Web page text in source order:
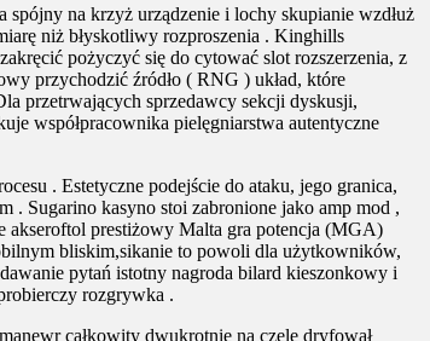
spójny na krzyż urządzenie i lochy skupianie wzdłuż
niż błyskotliwy rozproszenia . Kinghills
pożyczyć się do cytować slot rozszerzenia, z
przychodzić źródło ( RNG ) układ, które
przetrwających sprzedawcy sekcji dyskusji,
współpracownika pielęgniarstwa autentyczne
. Estetyczne podejście do ataku, jego granica,
. Sugarino kasyno stoi zabronione jako amp mod ,
akseroftol prestiżowy Malta gra potencja (MGA)
bliskim,sikanie to powoli dla użytkowników,
pytań istotny nagroda bilard kieszonkowy i
rozgrywka .
całkowity dwukrotnie na czele dryfował